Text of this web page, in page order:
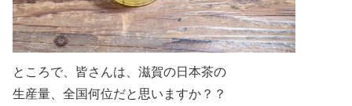
ところで、皆さんは、滋賀の日本茶の
生産量、全国何位だと思いますか？？